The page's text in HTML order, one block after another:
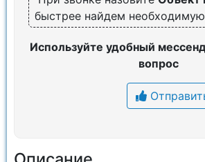
быстрее найдем
Используйте удобный
вопрос